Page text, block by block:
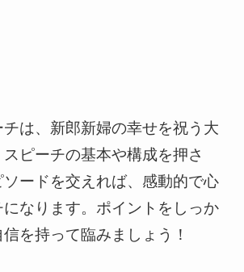
は、新郎新婦の幸せを祝う大
ピーチの基本や構成を押さ
ソードを交えれば、感動的で心
なります。ポイントをしっか
を持って臨みましょう！